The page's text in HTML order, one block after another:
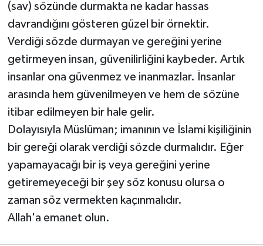
(sav) sözünde durmakta ne kadar hassas
davrandığını gösteren güzel bir örnektir.
Verdiği sözde durmayan ve gereğini yerine
getirmeyen insan, güvenilirliğini kaybeder. Artık
insanlar ona güvenmez ve inanmazlar. İnsanlar
arasında hem güvenilmeyen ve hem de sözüne
itibar edilmeyen bir hale gelir.
Dolayısıyla Müslüman; imanının ve İslami kişiliğinin
bir gereği olarak verdiği sözde durmalıdır. Eğer
yapamayacağı bir iş veya gereğini yerine
getiremeyeceği bir şey söz konusu olursa o
zaman söz vermekten kaçınmalıdır.
Allah'a emanet olun.